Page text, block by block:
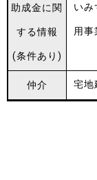
助成金に関
する情報
(条件あり)
いみ
用
仲介 宅地